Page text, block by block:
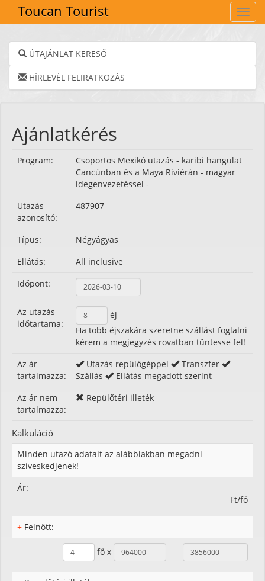
Toucan Tourist
ÚTAJÁNLAT KERESŐ
HÍRLEVÉL FELIRATKOZÁS
Ajánlatkérés
Program:
Csoportos Mexikó utazás - karibi hangulat
Cancúnban és a Maya Riviérán - magyar
idegenvezetéssel -
Utazás
azonosító:
487907
Típus:
Négyágyas
Ellátás:
All inclusive
Időpont:
Az utazás
időtartama:
éj
Ha több éjszakára szeretne szállást foglalni
kérem a megjegyzés rovatban tüntesse fel!
Az ár
tartalmazza:
Utazás repülőgéppel
Transzfer
Szállás
Ellátás megadott szerint
Az ár nem
tartalmazza:
Repülőtéri illeték
Kalkuláció
Minden utazó adatait az alábbiakban megadni
szíveskedjenek!
Ár:
Ft/fő
+ Felnőtt:
fő x =